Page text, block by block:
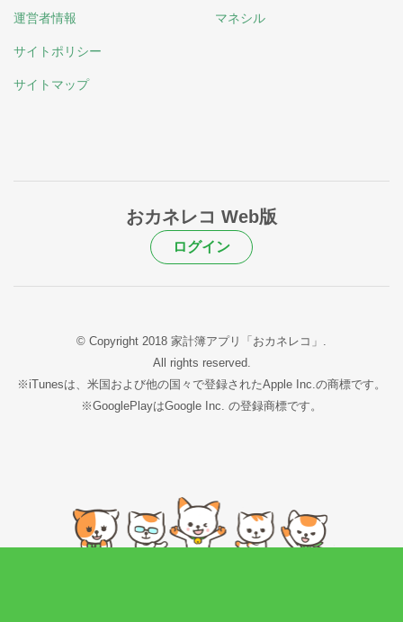
運営者情報
サイトポリシー
サイトマップ
マネシル
おカネレコ Web版
ログイン
© Copyright 2018 家計簿アプリ「おカネレコ」.
All rights reserved.
※iTunesは、米国および他の国々で登録されたApple Inc.の商標です。
※GooglePlayはGoogle Inc. の登録商標です。